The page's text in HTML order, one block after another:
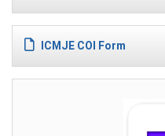
ICMJE COI Form